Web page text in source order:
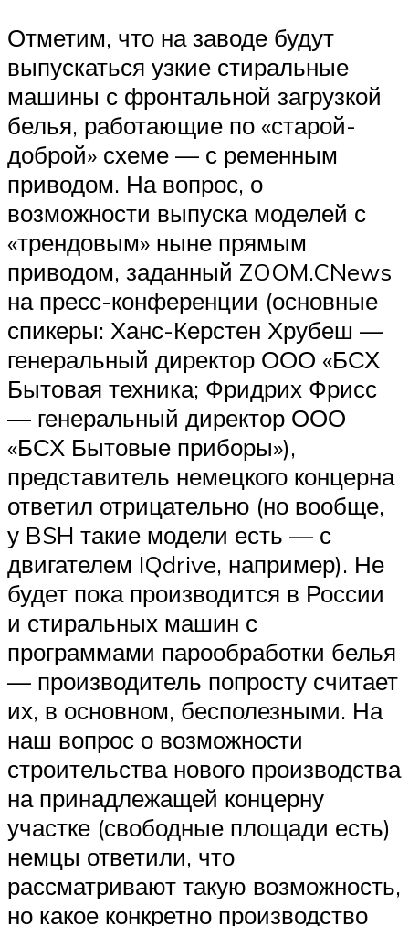
Отметим, что на заводе будут
выпускаться узкие стиральные
машины с фронтальной загрузкой
белья, работающие по «старой-
доброй» схеме — с ременным
приводом. На вопрос, о
возможности выпуска моделей с
«трендовым» ныне прямым
приводом, заданный ZOOM.CNews
на пресс-конференции (основные
спикеры: Ханс-Керстен Хрубеш —
генеральный директор ООО «БСХ
Бытовая техника; Фридрих Фрисс
— генеральный директор ООО
«БСХ Бытовые приборы»),
представитель немецкого концерна
ответил отрицательно (но вообще,
у BSH такие модели есть — с
двигателем IQdrive, например). Не
будет пока производится в России
и стиральных машин с
программами парообработки белья
— производитель попросту считает
их, в основном, бесполезными. На
наш вопрос о возможности
строительства нового производства
на принадлежащей концерну
участке (свободные площади есть)
немцы ответили, что
рассматривают такую возможность,
но какое конкретно производство